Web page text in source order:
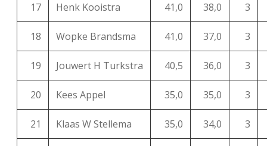
17 Henk Kooistra 41,0 38,0 3
18 Wopke Brandsma 41,0 37,0 3
19 Jouwert H Turkstra 40,5 36,0 3
20 Kees Appel 35,0 35,0 3
21 Klaas W Stellema 35,0 34,0 3